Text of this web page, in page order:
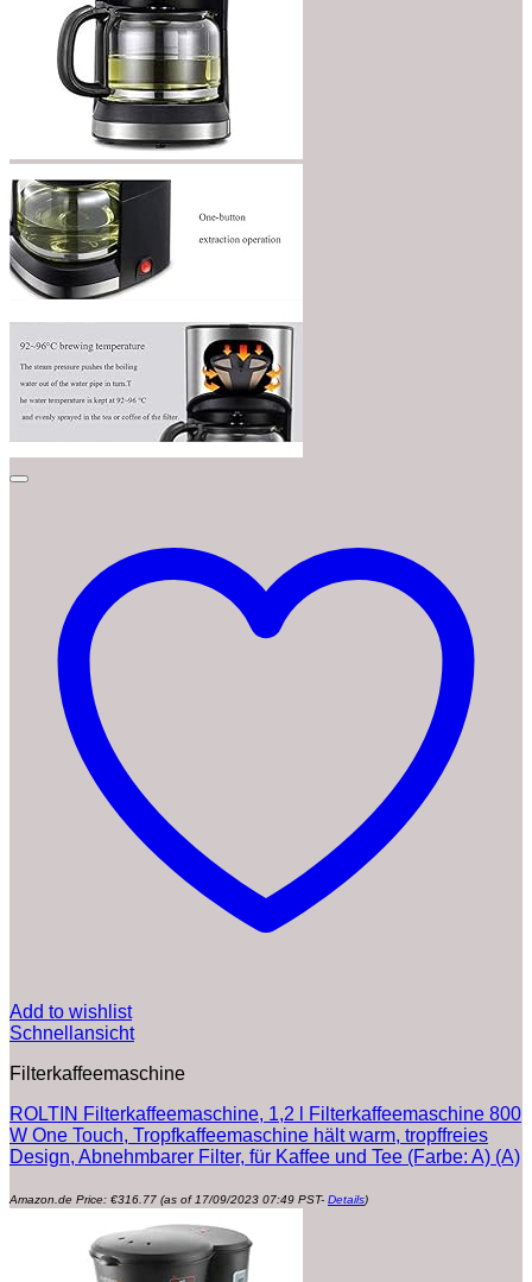
Add to wishlist
Schnellansicht
Filterkaffeemaschine
ROLTIN Filterkaffeemaschine, 1,2 l Filterkaffeemaschine 800
W One Touch, Tropfkaffeemaschine hält warm, tropffreies
Design, Abnehmbarer Filter, für Kaffee und Tee (Farbe: A) (A)
Amazon.de Price: €316.77 (as of 17/09/2023 07:49 PST- Details)